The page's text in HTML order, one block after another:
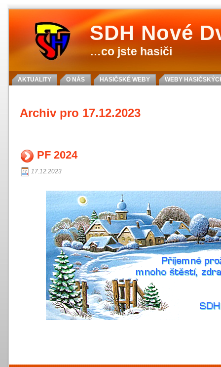
SDH Nové
…co jste hasiči
AKTUALITY O NÁS HASIČSKÉ WEBY WEBY
Archiv pro 17.12.2023
PF 2024
17.12.2023